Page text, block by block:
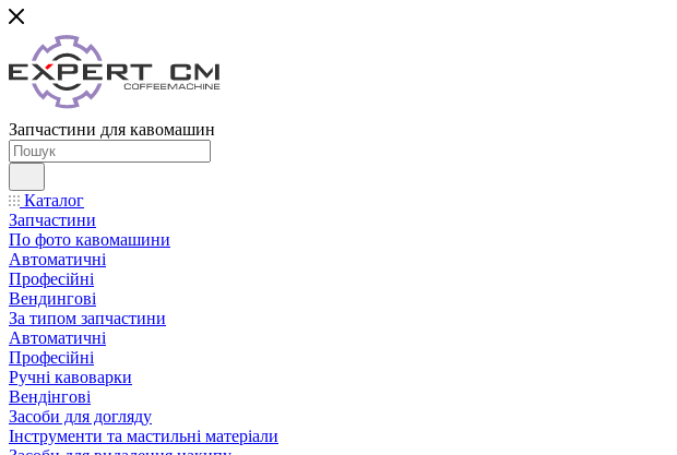
Запчастини для кавомашин
Каталог
Запчастини
По фото кавомашини
Автоматичні
Професійні
Вендингові
За типом запчастини
Автоматичні
Професійні
Ручні кавоварки
Вендінгові
Засоби для догляду
Інструменти та мастильні матеріали